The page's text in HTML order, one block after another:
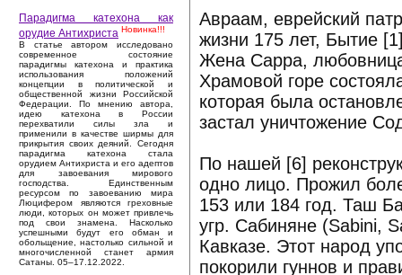
Парадигма катехона как
орудие Антихриста Новинка!!!
В статье автором исследовано
современное состояние
парадигмы катехона и практика
использования положений
концепции в политической и
общественной жизни Российской
Федерации. По мнению автора,
идею катехона в России
перехватили силы зла и
применили в качестве ширмы для
прикрытия своих деяний. Сегодня
парадигма катехона стала
орудием Антихриста и его адептов
для завоевания мирового
господства. Единственным
ресурсом по завоеванию мира
Люцифером являются греховные
люди, которых он может привлечь
под свои знамена. Насколько
успешными будут его обман и
обольщение, настолько сильной и
многочисленной станет армия
Сатаны. 05–17.12.2022.
Авраам, еврейский
жизни 175 лет, Бытие
Жена Сарра,
Храмовой горе
которая была
застал уничтожение
По нашей [6]
одно лицо. Прожил
153 или 184 год. Таш
угр. Сабиняне (Sabini,
Кавказе. Этот народ
покорили гуннов и